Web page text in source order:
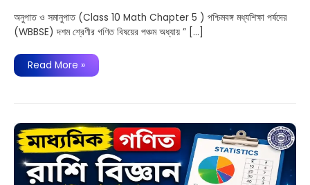
অনুপাত ও সমানুপাত (Class 10 Math Chapter 5 ) পশ্চিমবঙ্গ মধ্যশিক্ষা পর্ষদের
(WBBSE) দশম শ্রেণীর গণিত বিষয়ের পঞ্চম অধ্যায় ” […]
অনুপাত
ও
শ্রেণী
|
Class
10
Math
Chapter
5
Question
Read More »